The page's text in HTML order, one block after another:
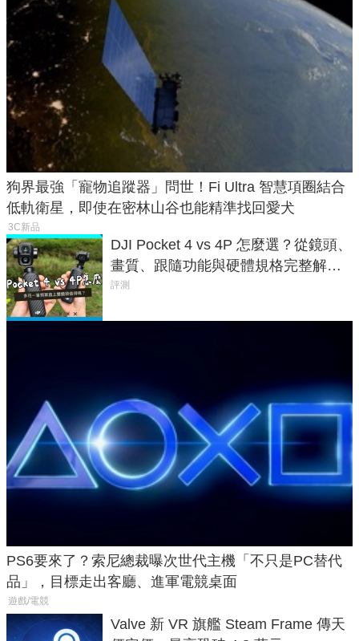
狗界最強「寵物追蹤器」問世！Fi Ultra 智慧項圈結合
低軌衛星，即使在密林山谷也能精準找回愛犬
3C新品
DJI Pocket 4 vs 4P 怎麼選？從鏡頭、
畫質、跟隨功能與硬體規格完整解
析，一次看懂兩台差異
評測
PS6要來了？索尼總裁曝次世代主機「不只是PC替代
品」，目標走出客廳、進軍電競桌面
遊戲/電競
Valve 新 VR 旗艦 Steam Frame 傳天